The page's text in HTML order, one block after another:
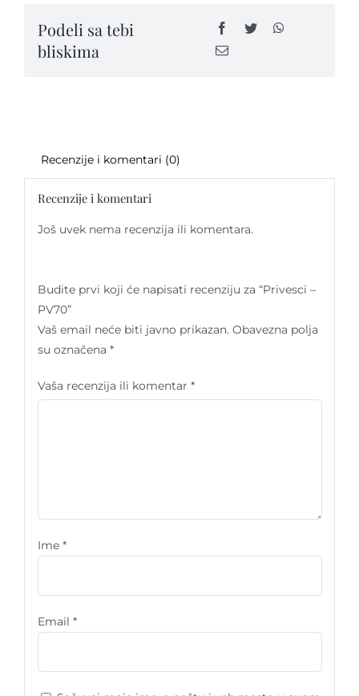
Kontakt
Podeli sa tebi
bliskima
Recenzije i komentari (0)
Recenzije i komentari
Još uvek nema recenzija ili komentara.
Budite prvi koji će napisati recenziju za “Privesci –
PV70”
Vaš email neće biti javno prikazan. Obavezna polja
su označena *
Vaša recenzija ili komentar *
Ime *
Email *